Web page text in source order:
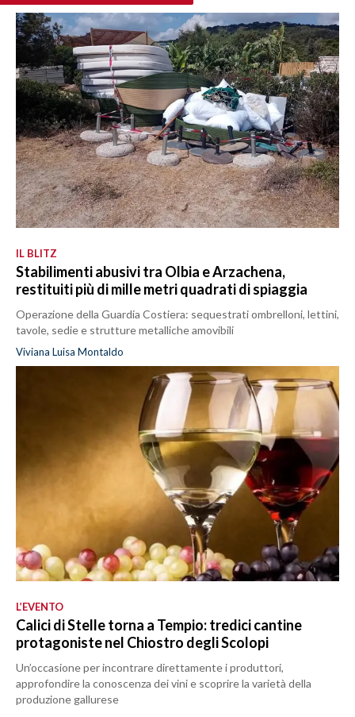
IL BLITZ
Stabilimenti abusivi tra Olbia e Arzachena,
restituiti più di mille metri quadrati di spiaggia
Operazione della Guardia Costiera: sequestrati ombrelloni, lettini,
tavole, sedie e strutture metalliche amovibili
Viviana Luisa Montaldo
L’EVENTO
Calici di Stelle torna a Tempio: tredici cantine
protagoniste nel Chiostro degli Scolopi
Un’occasione per incontrare direttamente i produttori,
approfondire la conoscenza dei vini e scoprire la varietà della
produzione gallurese